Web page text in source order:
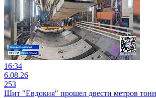
16:34
6.08.26
253
Щит "Евдокия" прошел двести метров